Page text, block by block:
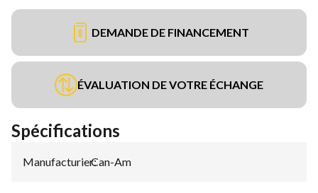
DEMANDE DE FINANCEMENT
ÉVALUATION DE VOTRE ÉCHANGE
Spécifications
Manufacturier:
Can-Am